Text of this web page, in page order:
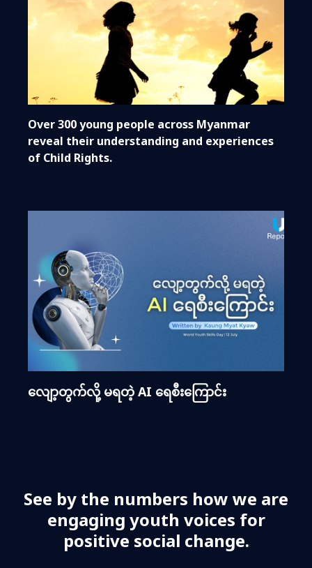
Over 300 young people across Myanmar
reveal their understanding and experiences
of Child Rights.
လျော့တွက်လို့ မရတဲ့ AI ရေစီးကြောင်း
See by the numbers how we are
engaging youth voices for
positive social change.